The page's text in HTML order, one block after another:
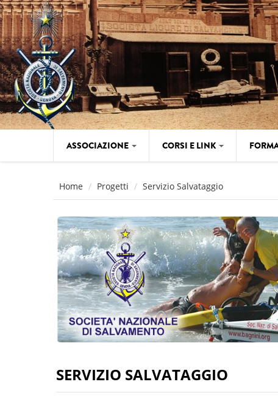
Salta al contenuto principale
ASSOCIAZIONE CORSI E LINK
Home Progetti Servizio Salvataggio
SERVIZIO SALVATAGGIO